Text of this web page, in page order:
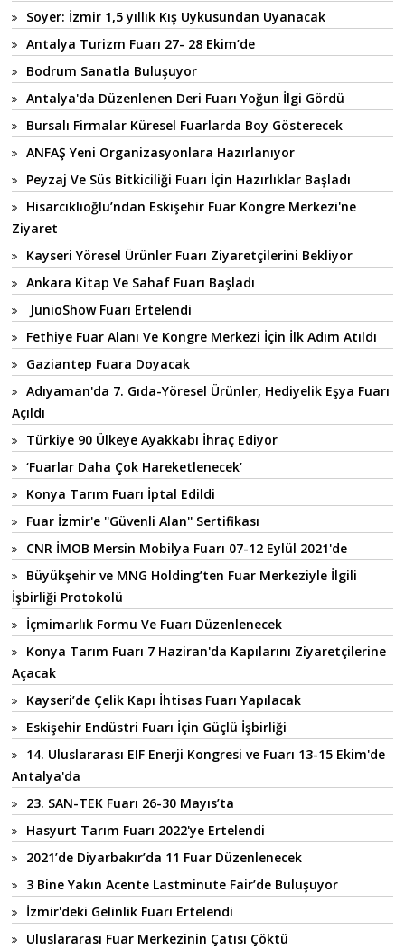
Soyer: İzmir 1,5 yıllık Kış Uykusundan Uyanacak
Antalya Turizm Fuarı 27- 28 Ekim’de
Bodrum Sanatla Buluşuyor
Antalya'da Düzenlenen Deri Fuarı Yoğun İlgi Gördü
Bursalı Firmalar Küresel Fuarlarda Boy Gösterecek
ANFAŞ Yeni Organizasyonlara Hazırlanıyor
Peyzaj Ve Süs Bitkiciliği Fuarı İçin Hazırlıklar Başladı
Hisarcıklıoğlu’ndan Eskişehir Fuar Kongre Merkezi'ne
Ziyaret
Kayseri Yöresel Ürünler Fuarı Ziyaretçilerini Bekliyor
Ankara Kitap Ve Sahaf Fuarı Başladı
JunioShow Fuarı Ertelendi
Fethiye Fuar Alanı Ve Kongre Merkezi İçin İlk Adım Atıldı
Gaziantep Fuara Doyacak
Adıyaman'da 7. Gıda-Yöresel Ürünler, Hediyelik Eşya Fuarı
Açıldı
Türkiye 90 Ülkeye Ayakkabı İhraç Ediyor
‘Fuarlar Daha Çok Hareketlenecek’
Konya Tarım Fuarı İptal Edildi
Fuar İzmir'e ''Güvenli Alan'' Sertifikası
CNR İMOB Mersin Mobilya Fuarı 07-12 Eylül 2021'de
Büyükşehir ve MNG Holding’ten Fuar Merkeziyle İlgili
İşbirliği Protokolü
İçmimarlık Formu Ve Fuarı Düzenlenecek
Konya Tarım Fuarı 7 Haziran'da Kapılarını Ziyaretçilerine
Açacak
Kayseri’de Çelik Kapı İhtisas Fuarı Yapılacak
Eskişehir Endüstri Fuarı İçin Güçlü İşbirliği
14. Uluslararası EIF Enerji Kongresi ve Fuarı 13-15 Ekim'de
Antalya'da
23. SAN-TEK Fuarı 26-30 Mayıs’ta
Hasyurt Tarım Fuarı 2022'ye Ertelendi
2021’de Diyarbakır’da 11 Fuar Düzenlenecek
3 Bine Yakın Acente Lastminute Fair’de Buluşuyor
İzmir'deki Gelinlik Fuarı Ertelendi
Uluslararası Fuar Merkezinin Çatısı Çöktü